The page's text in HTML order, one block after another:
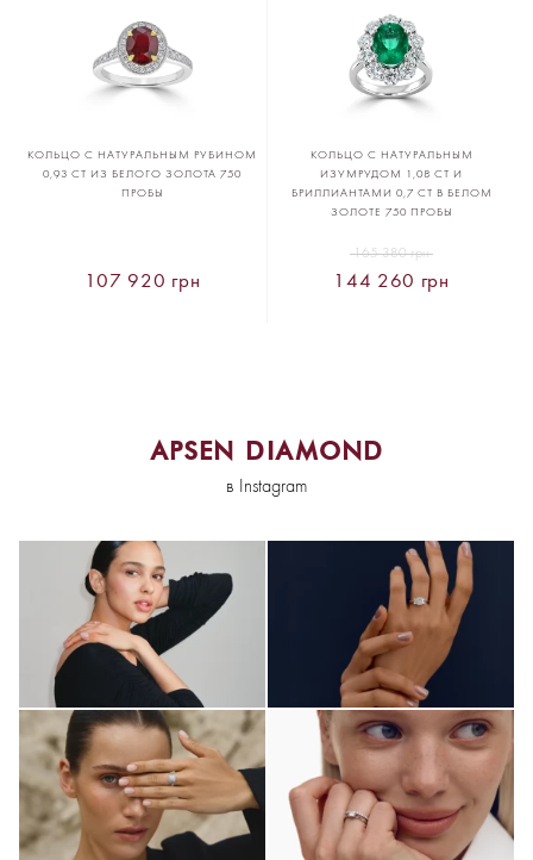
КОЛЬЦО С НАТУРАЛЬНЫМ РУБИНОМ
0,93 CT ИЗ БЕЛОГО ЗОЛОТА 750
ПРОБЫ
107 920 грн
КОЛЬЦО С НАТУРАЛЬНЫМ
ИЗУМРУДОМ 1,08 CT И
БРИЛЛИАНТАМИ 0,7 CT В БЕЛОМ
ЗОЛОТЕ 750 ПРОБЫ
144 260 грн
165 380 грн
APSEN DIAMOND
в Instagram